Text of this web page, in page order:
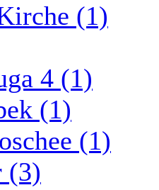
(1)
4 (1)
(1)
(1)
(3)